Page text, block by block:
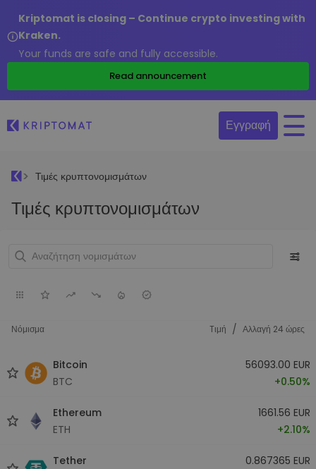
Kriptomat is closing – Continue crypto investing with
Kraken.
Your funds are safe and fully accessible.
Read announcement
Εγγραφή
Τιμές κρυπτονομισμάτων
Τιμές κρυπτονομισμάτων
Νόμισμα Tιμή / Αλλαγή 24 ώρες
Bitcoin
BTC
56093.00 EUR
+0.50%
Ethereum
ETH
1661.56 EUR
+2.10%
Tether
0.867365 EUR